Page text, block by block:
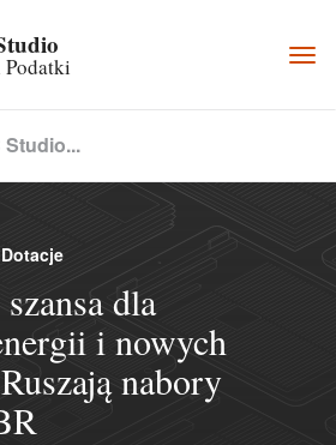
Podatki
for results.
Studio...
dla
i nowych
nabory